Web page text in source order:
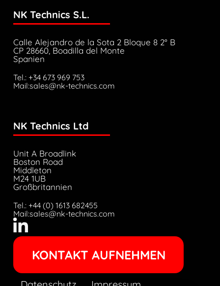
NK Technics S.L.
Calle Alejandro de la Sota 2 Bloque 8 2° B
CP 28660, Boadilla del Monte
Spanien
Tel.: +34 673 969 753
Mail:sales@nk-technics.com
NK Technics Ltd
Unit A Broadlink
Boston Road
Middleton
M24 1UB
Großbritannien
Tel.: +44 (0) 1613 682455
Mail:sales@nk-technics.com
KONTAKT AUFNEHMEN